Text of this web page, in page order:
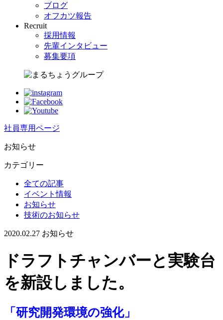
ブログ
オフカツ報告
Recruit
採用情報
先輩インタビュー
募集要項
社員専用ページ
お知らせ
カテゴリー
全ての記事
イベント情報
お知らせ
技術のお知らせ
2020.02.27 お知らせ
ドラフトチャンバーと実験台
を新設しました。
「研究開発環境の強化」